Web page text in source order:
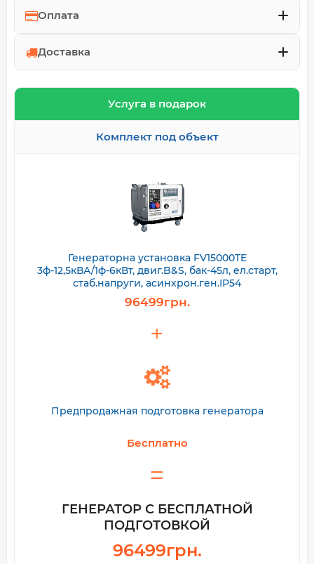
Оплата
Доставка
Услуга в подарок
Комплект под объект
Генераторна установка FV15000TE
3ф-12,5кВА/1ф-6кВт, двиг.B&S, бак-45л, ел.старт,
стаб.напруги, асинхрон.ген.ІР54
96499грн.
Предпродажная подготовка генератора
Бесплатно
ГЕНЕРАТОР С БЕСПЛАТНОЙ
ПОДГОТОВКОЙ
96499грн.